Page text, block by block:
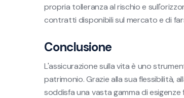
propria tolleranza al rischio e
contratti disponibili sul mercato e di
Conclusione
L'assicurazione sulla vita è uno
patrimonio. Grazie alla sua flessibilità,
soddisfa una vasta gamma di